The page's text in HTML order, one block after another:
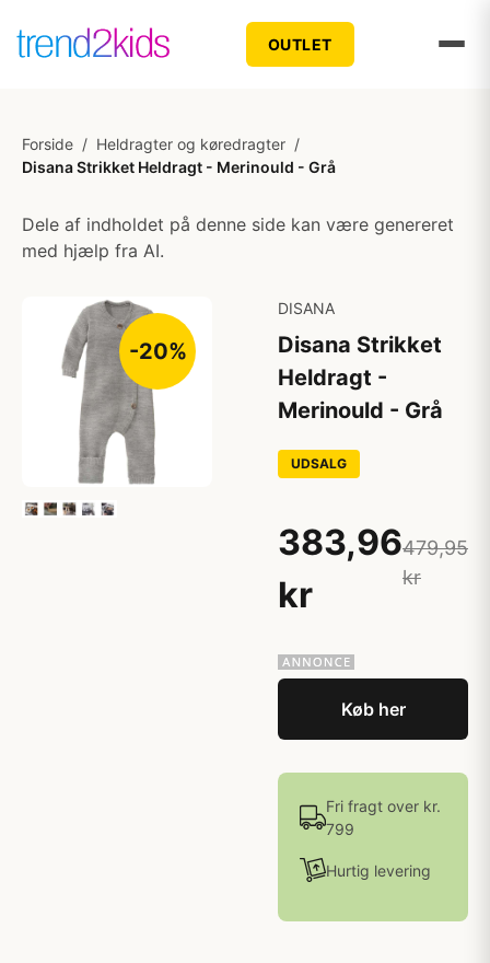
OUTLET
Forside / Heldragter og køredragter /
Disana Strikket Heldragt - Merinould - Grå
Dele af indholdet på denne side kan være genereret
med hjælp fra AI.
-20%
DISANA
Disana Strikket
Heldragt -
Merinould - Grå
UDSALG
383,96
kr
479,95
kr
Køb her
Fri fragt over kr.
799
Hurtig levering